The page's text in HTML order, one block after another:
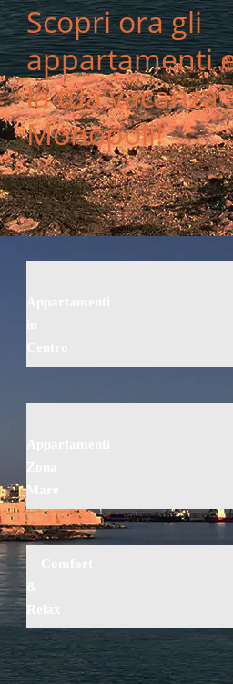
Scopri ora gli
appartamenti
la tua vacanza
Monopoli!